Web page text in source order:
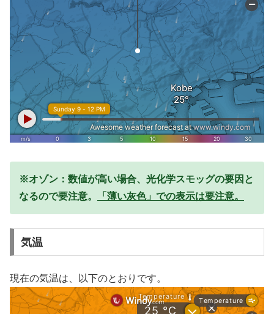
※オゾン：数値が高い場合、光化学スモッグの要因と
なるので要注意。
「薄い灰色」での表示は要注意。
気温
現在の気温は、以下のとおりです。